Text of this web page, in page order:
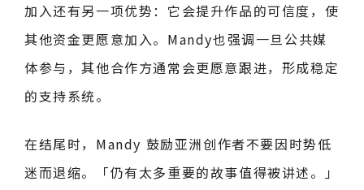
加入还有另一项优势：它会提升作品的可信度，使
其他资金更愿意加入。Mandy也强调一旦公共媒
体参与，其他合作方通常会更愿意跟进，形成稳定
的支持系统。
在结尾时，Mandy 鼓励亚洲创作者不要因时势低
迷而退缩。「仍有太多重要的故事值得被讲述。」